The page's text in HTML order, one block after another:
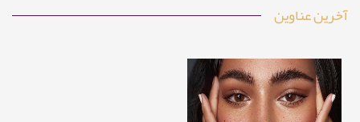
آخرین عناوین